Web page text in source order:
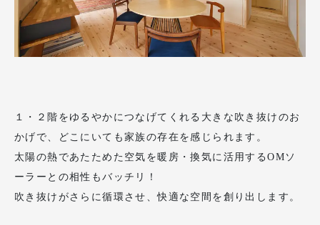
１・２階をゆるやかにつなげてくれる大きな吹き抜けのお
かげで、どこにいても家族の存在を感じられます。
太陽の熱であたためた空気を暖房・換気に活用するOMソ
ーラーとの相性もバッチリ！
吹き抜けがさらに循環させ、快適な空間を創り出します。